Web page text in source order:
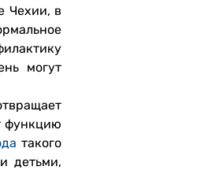
Чехии, в
могут
функцию
такого
детьми,